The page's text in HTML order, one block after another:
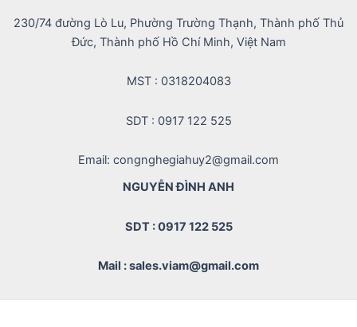
230/74 đường Lò Lu, Phường Trường Thạnh, Thành phố Thủ
Đức, Thành phố Hồ Chí Minh, Việt Nam
MST : 0318204083
SDT : 0917 122 525
Email: congnghegiahuy2@gmail.com
NGUYỄN ĐÌNH ANH
SDT : 0917 122 525
Mail : sales.viam@gmail.com